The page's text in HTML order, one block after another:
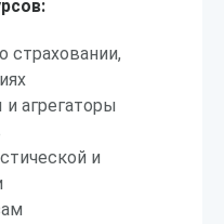
страховании,
агрегаторы
и